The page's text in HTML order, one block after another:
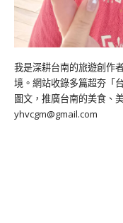
我是深耕台南的旅遊創作
境。網站收錄多篇超夯「
圖文，推廣台南的美食、
yhvcgm@gmail.com